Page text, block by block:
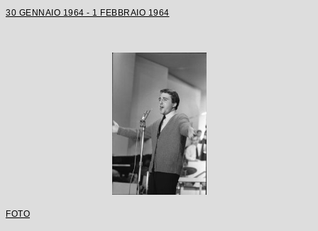
30 GENNAIO 1964 - 1 FEBBRAIO 1964
FOTO